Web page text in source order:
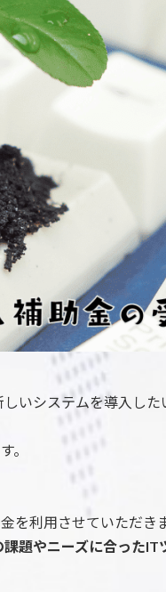
いシステムを導入した
。
を利用させていただき
題やニーズに合った